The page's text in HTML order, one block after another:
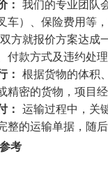
： 我们的专业团队
车）、保险费用等
方就报价方案达成
付款方式及违约处
： 根据货物的体积
精密的货物，项目
： 运输过程中，关
整的运输单据，随
考